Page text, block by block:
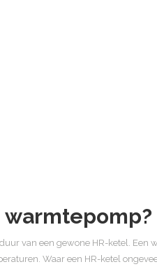
van een gewone HR-ketel. Een
Waar een HR-ketel